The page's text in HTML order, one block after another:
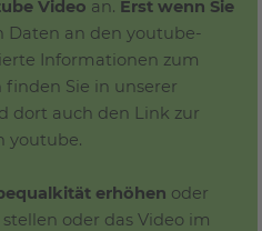
Video an. Erst wenn Sie
Daten an den youtube-
Informationen zum
Sie in unserer
dort auch den Link zur
youtube.
erhöhen oder
stellen oder das Video im